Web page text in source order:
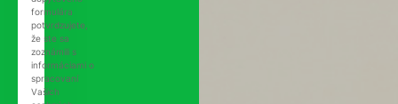
formulára
potvrdzujete,
že ste sa
zoznámili s
informáciami o
spracovaní
Vašich